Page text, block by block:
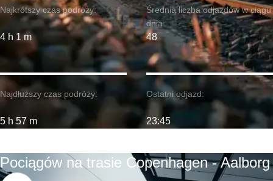
Najkrótszy czas podróży:
4 h 1 m
Najdłuższy czas podróży:
5 h 57 m
Średnia liczba odjazdów w ciągu
dnia:
48
Ostatni odjazd:
23:45
Pociągów na trasie Copenhagen - Aalborg